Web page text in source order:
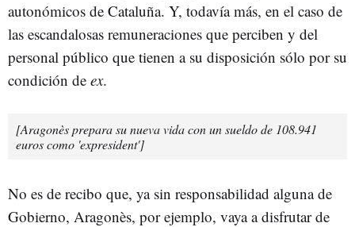
autonómicos de Cataluña. Y, todavía más, en el caso de
las escandalosas remuneraciones que perciben y del
personal público que tienen a su disposición sólo por su
condición de ex.
[Aragonès prepara su nueva vida con un sueldo de 108.941
euros como 'expresident']
No es de recibo que, ya sin responsabilidad alguna de
Gobierno, Aragonès, por ejemplo, vaya a disfrutar de